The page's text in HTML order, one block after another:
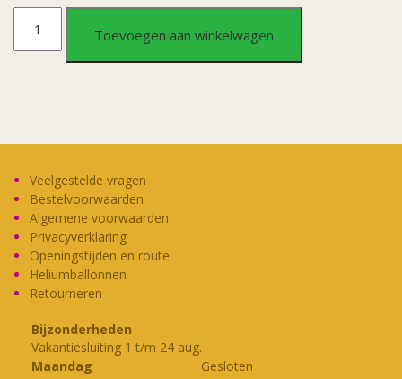
Tafelkleed
Ramadan
aantal
Toevoegen aan winkelwagen
Veelgestelde vragen
Bestelvoorwaarden
Algemene voorwaarden
Privacyverklaring
Openingstijden en route
Heliumballonnen
Retourneren
Bijzonderheden
Vakantiesluiting 1 t/m 24 aug.
Maandag
Gesloten